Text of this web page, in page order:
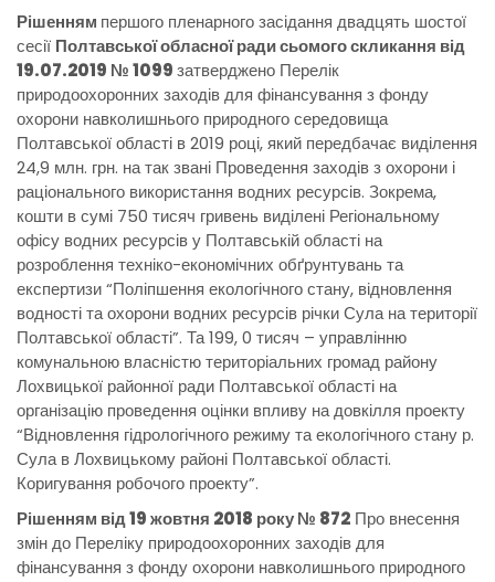
Рішенням першого пленарного засідання двадцять шостої
сесії Полтавської обласної ради сьомого скликання від
19.07.2019 № 1099затверджено Перелік
природоохоронних заходів для фінансування з фонду
охорони навколишнього природного середовища
Полтавської області в 2019 році, який передбачає виділення
24,9 млн. грн. на так звані Проведення заходів з охорони і
раціонального використання водних ресурсів. Зокрема,
кошти в сумі 750 тисяч гривень виділені Регіональному
офісу водних ресурсів у Полтавській області на
розроблення техніко-економічних обґрунтувань та
експертизи “Поліпшення екологічного стану, відновлення
водності та охорони водних ресурсів річки Сула на території
Полтавської області”. Та 199, 0 тисяч – управлінню
комунальною власністю територіальних громад району
Лохвицької районної ради Полтавської області на
організацію проведення оцінки впливу на довкілля проекту
“Відновлення гідрологічного режиму та екологічного стану р.
Сула в Лохвицькому районі Полтавської області.
Коригування робочого проекту”.
Рішенням від 19 жовтня 2018 року № 872 Про внесення
змін до Переліку природоохоронних заходів для
фінансування з фонду охорони навколишнього природного